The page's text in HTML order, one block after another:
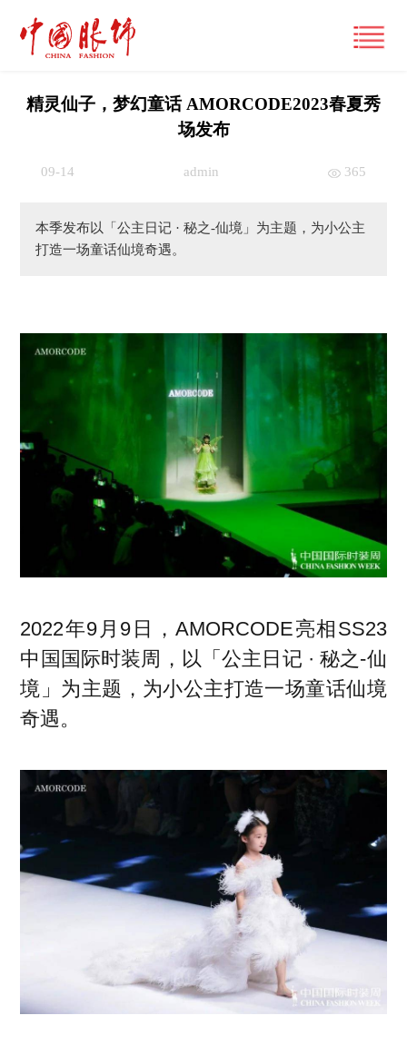
要闻
跨界
展讯
国际
时尚活动
经营管理
商业
企管
新知
专题
联系投稿
关于我们
投稿须知
商务合作
联系我们
精灵仙子，梦幻童话 AMORCODE2023春夏秀
场发布
09-14 admin 365
本季发布以「公主日记 · 秘之-仙境」为主题，为小公主
打造一场童话仙境奇遇。
2022年9月9日，AMORCODE亮相SS23
中国国际时装周，以「公主日记 · 秘之-仙
境」为主题，为小公主打造一场童话仙境
奇遇。